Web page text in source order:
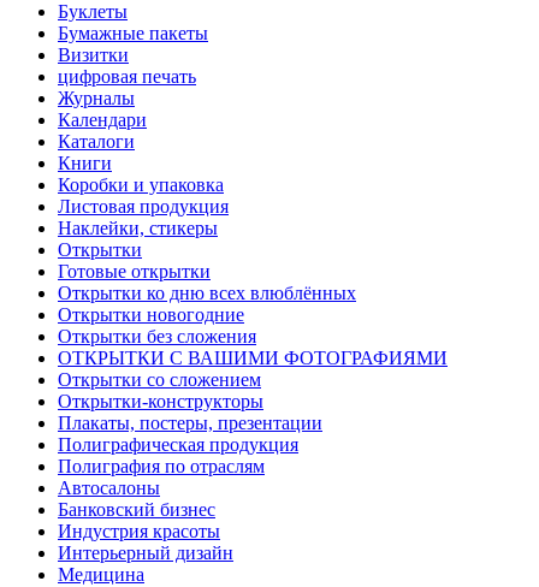
Буклеты
Бумажные пакеты
Визитки
цифровая печать
Журналы
Календари
Каталоги
Книги
Коробки и упаковка
Листовая продукция
Наклейки, стикеры
Открытки
Готовые открытки
Открытки ко дню всех влюблённых
Открытки новогодние
Открытки без сложения
ОТКРЫТКИ С ВАШИМИ ФОТОГРАФИЯМИ
Открытки со сложением
Открытки-конструкторы
Плакаты, постеры, презентации
Полиграфическая продукция
Полиграфия по отраслям
Автосалоны
Банковский бизнес
Индустрия красоты
Интерьерный дизайн
Медицина